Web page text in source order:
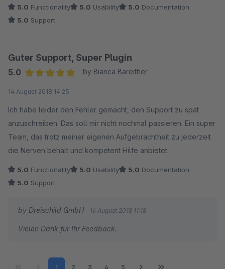
5.0 Functionality 5.0 Usability 5.0 Documentation
5.0 Support
Guter Support, Super Plugin
5.0
by Bianca Bareither
14 August 2018 14:25
Ich habe leider den Fehler gemacht, den Support zu spät
anzuschreiben. Das soll mir nicht nochmal passieren. Ein super
Team, das trotz meiner eigenen Aufgebrachtheit zu jederzeit
die Nerven behält und kompetent Hilfe anbietet.
5.0 Functionality 5.0 Usability 5.0 Documentation
5.0 Support
by Dreischild GmbH 16 August 2018 11:18
Vielen Dank für Ihr Feedback.
Page
1 Page
2 Page
3 Page
4 Page
5